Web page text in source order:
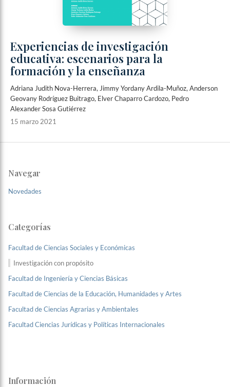
Experiencias de investigación
educativa: escenarios para la
formación y la enseñanza
Adriana Judith Nova-Herrera, Jimmy Yordany Ardila-Muñoz, Anderson
Geovany Rodríguez Buitrago, Elver Chaparro Cardozo, Pedro
Alexander Sosa Gutiérrez
15 marzo 2021
Navegar
Novedades
Categorías
Facultad de Ciencias Sociales y Económicas
Investigación con propósito
Facultad de Ingeniería y Ciencias Básicas
Facultad de Ciencias de la Educación, Humanidades y Artes
Facultad de Ciencias Agrarias y Ambientales
Facultad Ciencias Jurídicas y Políticas Internacionales
Información